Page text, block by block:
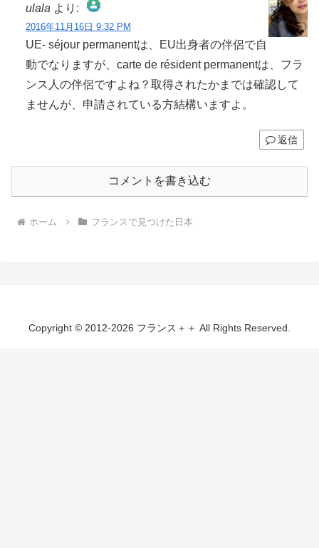
ulala より:
The Real Person Badge!
Anti-Spam by CleanTalk
2016年11月16日 9:32 PM
UE- séjour permanentは、EU出身者の伴侶で自
動でなりますが、carte de résident permanentは、フラ
ンス人の伴侶ですよね？取得されたかまでは確認して
ませんが、申請されている方結構いますよ。
返信
コメントを書き込む
ホーム フランスで見つけた日本
Copyright © 2012-2026 フランス＋＋ All Rights Reserved.